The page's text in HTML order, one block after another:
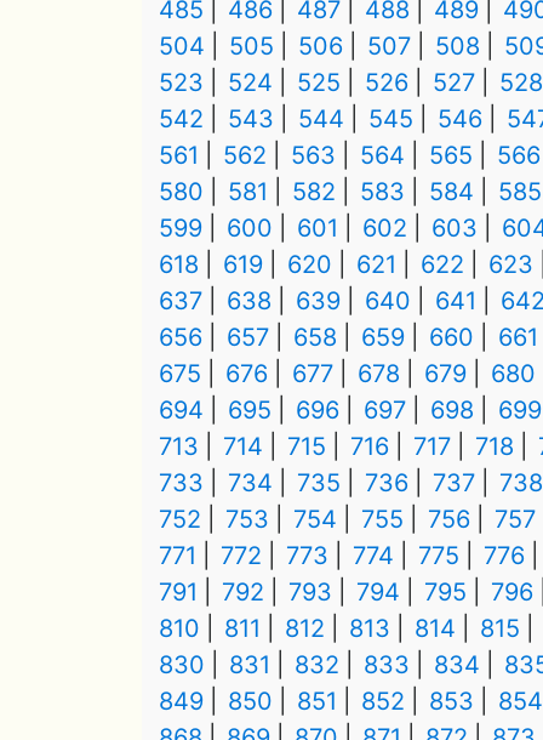
485 486 487 488 489
504
505 506 507 508
523
524 525 526 527
528
542
543 544 545 546
561
562 563 564 565
566
580
581 582 583 584
585
599
600 601 602 603
618
619 620 621 622
623
637
638 639 640 641
656
657 658 659 660
661
675
676 677 678 679
680
694
695 696 697 698
699
713
714 715 716 717 718
733
734 735 736 737
738
752
753 754 755 756
757
771
772 773 774 775
776
791
792 793 794 795
796
810
811 812 813 814
815
830
831 832 833 834
849
850 851 852 853
854